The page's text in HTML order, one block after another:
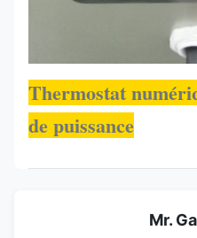
Thermostat
de puissance
Mr.